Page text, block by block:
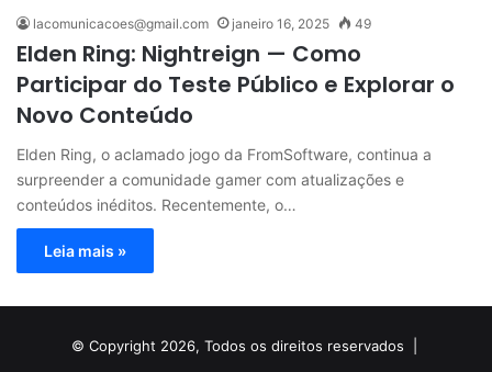
lacomunicacoes@gmail.com janeiro 16, 2025 49
Elden Ring: Nightreign — Como
Participar do Teste Público e Explorar o
Novo Conteúdo
Elden Ring, o aclamado jogo da FromSoftware, continua a
surpreender a comunidade gamer com atualizações e
conteúdos inéditos. Recentemente, o…
Leia mais »
© Copyright 2026, Todos os direitos reservados |